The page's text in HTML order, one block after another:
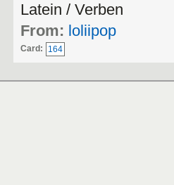
Latein / Verben
From: loliipop
Card: 164